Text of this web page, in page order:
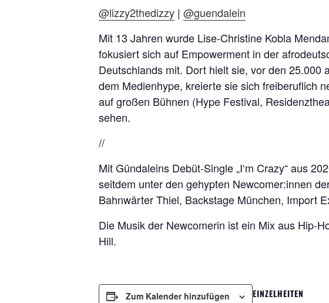
@lizzy2thedizzy | @guendalein
Mit 13 Jahren wurde Lise-Christine Kobla
fokusiert sich auf Empowerment in der
Deutschlands mit. Dort hielt sie, vor den
dem Medienhype, kreierte sie sich freiberuflich
auf großen Bühnen (Hype Festival,
sehen.
//
Mit Gündaleins Debüt-Single „I‘m Crazy“ aus
seitdem unter den gehypten Newcomer:innen
Bahnwärter Thiel, Backstage München, Import
Die Musik der Newcomerin ist ein Mix aus Hip-
Hill.
Zum Kalender hinzufügen EINZELHEITEN